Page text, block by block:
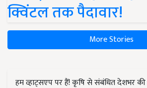
क्विंटल तक पैदावार!
More Stories
हम व्हाट्सएप पर हैं! कृषि से संबंधित देशभर